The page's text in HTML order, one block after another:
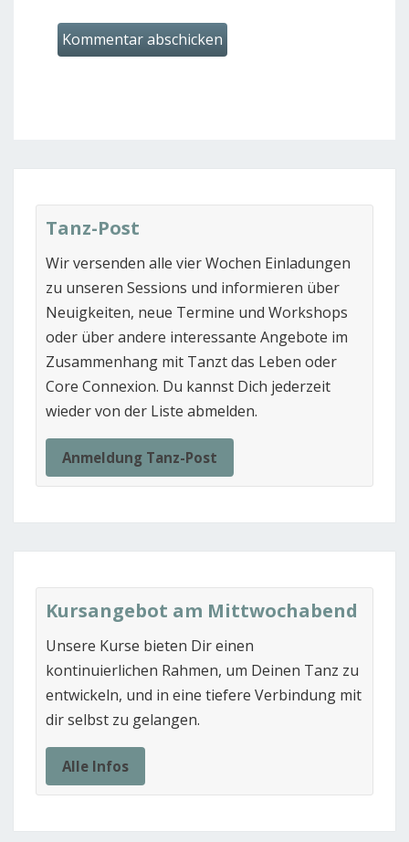
Tanz-Post
Wir versenden alle vier Wochen Einladungen
zu unseren Sessions und informieren über
Neuigkeiten, neue Termine und Workshops
oder über andere interessante Angebote im
Zusammenhang mit Tanzt das Leben oder
Core Connexion. Du kannst Dich jederzeit
wieder von der Liste abmelden.
Anmeldung Tanz-Post
Kursangebot am Mittwochabend
Unsere Kurse bieten Dir einen
kontinuierlichen Rahmen, um Deinen Tanz zu
entwickeln, und in eine tiefere Verbindung mit
dir selbst zu gelangen.
Alle Infos